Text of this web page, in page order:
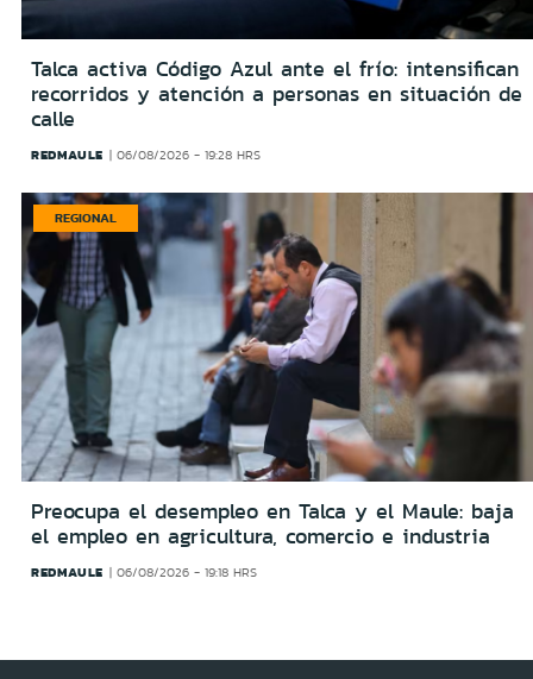
Talca activa Código Azul ante el frío: intensifican
recorridos y atención a personas en situación de
calle
REDMAULE 06/08/2026 - 19:28 HRS
REGIONAL
Preocupa el desempleo en Talca y el Maule: baja
el empleo en agricultura, comercio e industria
REDMAULE 06/08/2026 - 19:18 HRS